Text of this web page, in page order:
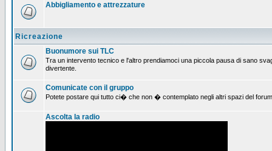
Abbigliamento e attrezzature
Ricreazione
Buonumore sui TLC
Tra un intervento tecnico e l'altro prendiamoci una piccola pausa di sano
divertente.
Comunicate con il gruppo
Potete postare qui tutto ci� che non � contemplato negli altri spazi del
Ascolta la radio